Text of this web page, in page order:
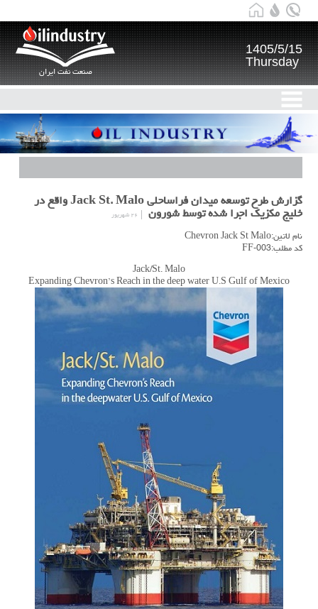
صنعت نفت ایران
1405/5/15
Thursday
گزارش طرح توسعه میدان فراساحلی Jack St. Malo واقع در
خلیج مکزیک اجرا شده توسط شورون
۲۶ شهریور
نام لاتین:Chevron Jack St Malo
کد مطلب:FF-003
Jack/St. Malo
Expanding Chevron’s Reach in the deep water U.S Gulf of Mexico